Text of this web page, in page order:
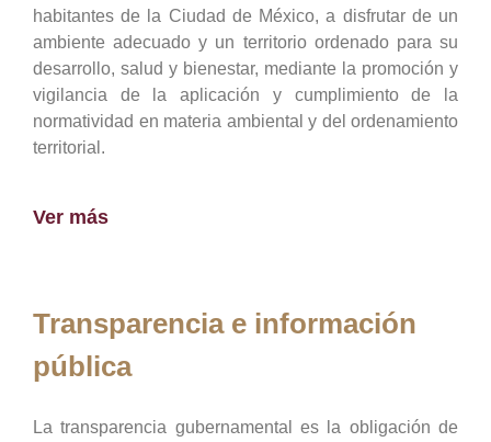
habitantes de la Ciudad de México, a disfrutar de un
ambiente adecuado y un territorio ordenado para su
desarrollo, salud y bienestar, mediante la promoción y
vigilancia de la aplicación y cumplimiento de la
normatividad en materia ambiental y del ordenamiento
territorial.
Ver más
Transparencia e información
pública
La transparencia gubernamental es la obligación de